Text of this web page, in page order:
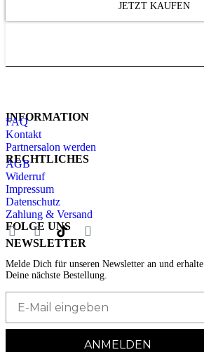
JETZT KAUFEN
INFORMATION
FAQ
Kontakt
Partnersalon werden
RECHTLICHES
AGB
Widerruf
Impressum
Datenschutz
Zahlung & Versand
FOLGE UNS
NEWSLETTER
Melde Dich für unseren Newsletter an und erhalte
Deine nächste Bestellung.
ANMELDEN